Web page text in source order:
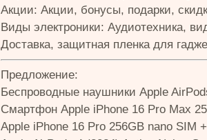
Акции: Акции, бонусы, подарки,
Виды электроники: Аудиотехника,
Доставка, защитная пленка для
Предложение:
Беспроводные наушники Apple
Смартфон Apple iPhone 16 Pro Max
Apple iPhone 16 Pro 256GB nano SIM